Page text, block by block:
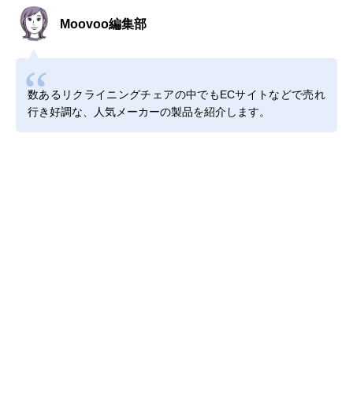
Moovoo編集部
数あるリクライニングチェアの中でもECサイトなどで売れ
行き好調な、人気メーカーの製品を紹介します。